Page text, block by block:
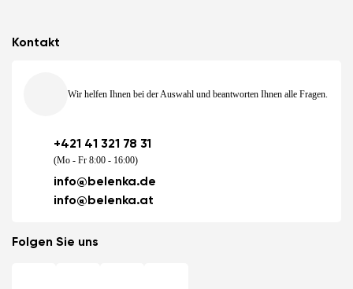
Kontakt
Wir helfen Ihnen bei der Auswahl und beantworten Ihnen alle Fragen.
+421 41 321 78 31
(Mo - Fr 8:00 - 16:00)
info@belenka.de
info@belenka.at
Folgen Sie uns